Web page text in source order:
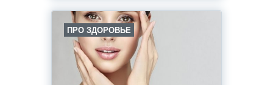
ПРО ЗДОРОВЬЕ